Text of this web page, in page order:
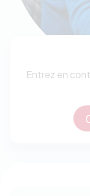
Entrez en